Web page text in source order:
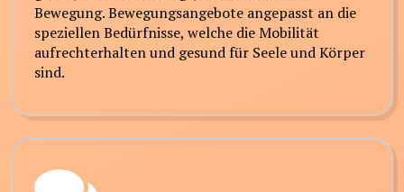
Bewegung. Bewegungsangebote angepasst an die
speziellen Bedürfnisse, welche die Mobilität
aufrechterhalten und gesund für Seele und Körper
sind.